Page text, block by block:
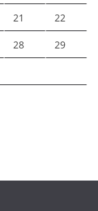
21 22
28 29